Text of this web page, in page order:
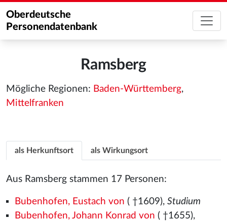
Oberdeutsche
Personendatenbank
Ramsberg
Mögliche Regionen: Baden-Württemberg,
Mittelfranken
als Herkunftsort als Wirkungsort
Aus Ramsberg stammen 17 Personen:
Bubenhofen, Eustach von ( †1609), Studium
Bubenhofen, Johann Konrad von ( †1655),